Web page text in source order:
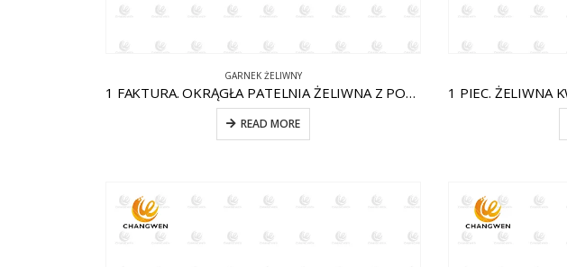
GARNEK ŻELIWNY
1 FAKTURA. OKRĄGŁA PATELNIA ŻELIWNA Z POMOCNIKIEM CW-CI004
READ MORE